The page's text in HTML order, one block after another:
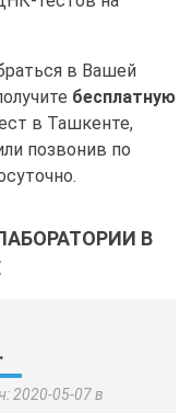
в Вашей
бесплатную
в Ташкенте,
позвонив по
В
2020-05-07 в